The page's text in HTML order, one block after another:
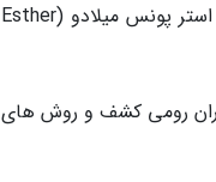
این کاوش باستان شناسی مهم به همت گروهی از باستان شناسان اسپانیایی به سرپرستی دکتر استر پونس میلادو (Esther
رومی کشف و روش های